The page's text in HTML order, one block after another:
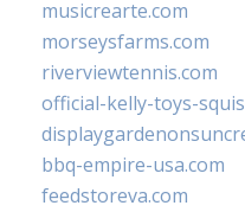
musicrearte.com
morseysfarms.com
riverviewtennis.com
official-kelly-toys-
bbq-empire-usa.com
feedstoreva.com